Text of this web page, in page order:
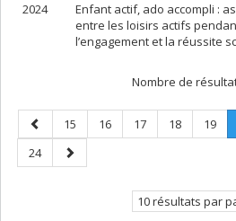
2024
Enfant actif, ado accompli :
entre les loisirs actifs
l’engagement et la réussite
Nombre de
Page
précédente
Page
15 Page
16 Page
17 Page
18 Page
19
Page
24
Page
suivante
10 résultats par